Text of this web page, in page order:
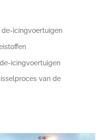
icingvoertuigen
icingvoertuigen
van de